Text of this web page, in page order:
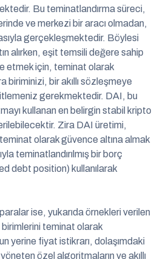
Bu teminatlandırma süreci,
ve merkezi bir aracı olmadan,
gerçekleşmektedir. Böylesi
alırken, eşit temsili değere sahip
etmek için, teminat olarak
bir akıllı sözleşmeye
gerekmektedir. DAI, bu
kullanan en belirgin stabil kripto
Zira DAI üretimi,
olarak güvence altına almak
teminatlandırılmış bir borç
debt position) kullanılarak
ise, yukarıda örnekleri verilen
teminat olarak
yerine fiyat istikrarı, dolaşımdaki
özel algoritmaların ve akıllı